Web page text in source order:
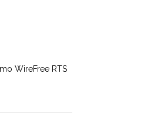
WireFree RTS